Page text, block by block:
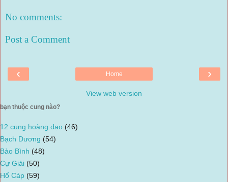
No comments:
Post a Comment
‹ ›
Home
View web version
bạn thuộc cung nào?
12 cung hoàng đạo (46)
Bạch Dương (54)
Bảo Bình (48)
Cự Giải (50)
Hổ Cáp (59)